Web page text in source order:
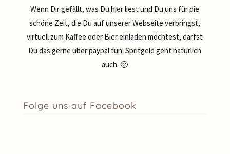
Wenn Dir gefällt, was Du hier liest und Du uns für die
schöne Zeit, die Du auf unserer Webseite verbringst,
virtuell zum Kaffee oder Bier einladen möchtest, darfst
Du das gerne über paypal tun. Spritgeld geht natürlich
auch. 🙂
Folge uns auf Facebook